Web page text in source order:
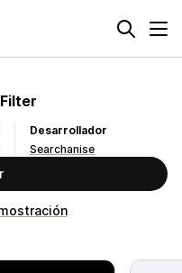
Desarrollador
Searchanise